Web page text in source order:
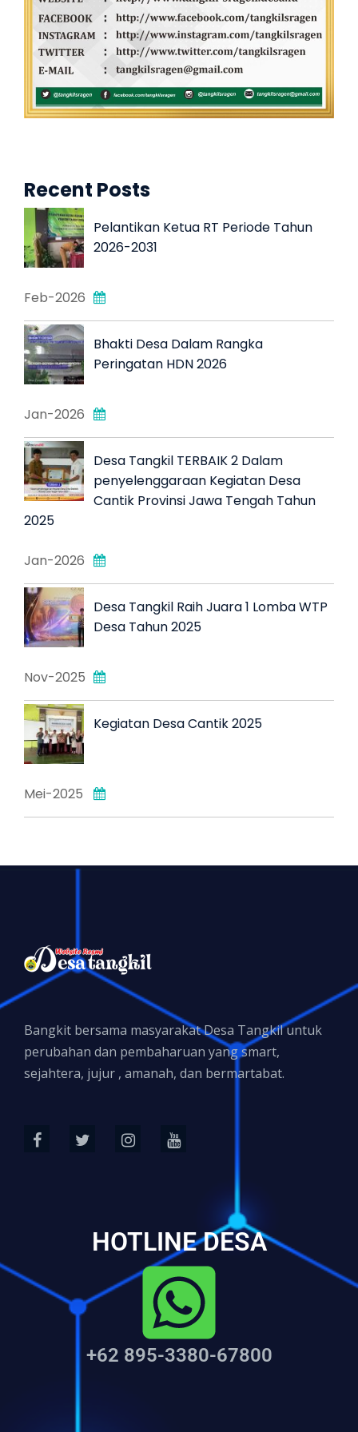
Recent Posts
Pelantikan Ketua RT Periode Tahun
2026-2031
Feb-2026
Bhakti Desa Dalam Rangka
Peringatan HDN 2026
Jan-2026
Desa Tangkil TERBAIK 2 Dalam
penyelenggaraan Kegiatan Desa
Cantik Provinsi Jawa Tengah Tahun
2025
Jan-2026
Desa Tangkil Raih Juara 1 Lomba WTP
Desa Tahun 2025
Nov-2025
Kegiatan Desa Cantik 2025
Mei-2025
Bangkit bersama masyarakat Desa Tangkil untuk
perubahan dan pembaharuan yang smart,
sejahtera, jujur , amanah, dan bermartabat.
HOTLINE DESA
+62 895-3380-67800